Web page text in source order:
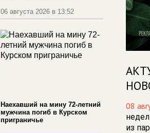
06 августа 2026 в 13:52
Наехавший на мину 72-летний
мужчина погиб в Курском
приграничье
08
из